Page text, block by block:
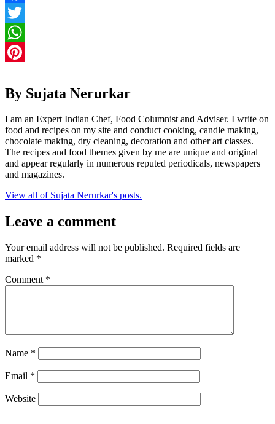
Facebook
Twitter
WhatsApp
By Sujata Nerurkar
I am an Expert Indian Chef, Food Columnist and Adviser. I write on
food and recipes on my site and conduct cooking, candle making,
chocolate making, dry cleaning, decoration and other art classes.
The recipes and food themes given by me are unique and original
and appear regularly in numerous reputed periodicals, newspapers
and magazines.
View all of Sujata Nerurkar's posts.
Leave a comment
Your email address will not be published. Required fields are
marked *
Comment *
Name *
Email *
Website